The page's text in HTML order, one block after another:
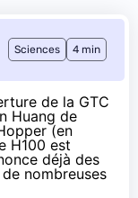
Sciences 4 min
de la GTC
Huang de
(en
H100 est
déjà des
nombreuses